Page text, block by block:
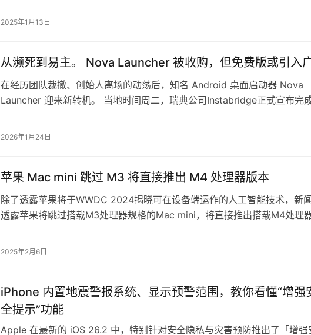
2025年1月13日
从濒死到易主。 Nova Launcher 被收购，但免费版或引入
在经历团队裁撤、创始人离场的动荡后，知名 Android 桌面启动器 Nova
Launcher 迎来新转机。 当地时间周二，瑞典公司Instabridge正式宣布完
2026年1月24日
苹果 Mac mini 跳过 M3 将直接推出 M4 处理器版本
除了透露苹果将于WWDC 2024揭晓可在设备端运作的人工智能技术，新
透露苹果将跳过搭载M3处理器规格的Mac mini，将直接推出搭载M4处理
2025年2月6日
iPhone 内置地震警报系统、显示预警范围，教你看懂“增强
全提示”功能
Apple 在最新的 iOS 26.2 中，特别针对安全隐私与灾害预防推出了「增强